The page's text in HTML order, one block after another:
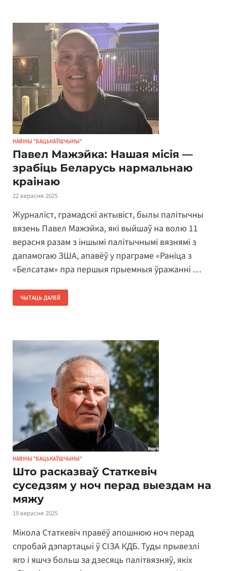
НАВІНЫ "БАЦЬКАЎШЧЫНЫ"
Павел Мажэйка: Нашая місія —
зрабіць Беларусь нармальнаю
краінаю
22 верасня 2025
Журналіст, грамадскі актывіст, былы палітычны
вязень Павел Мажэйка, які выйшаў на волю 11
верасня разам з іншымі палітычнымі вязнямі з
дапамогаю ЗША, апавёў у праграме «Раніца з
«Белсатам» пра першыя прыемныя ўражанні …
ЧЫТАЦЬ ДАЛЕЙ
НАВІНЫ "БАЦЬКАЎШЧЫНЫ"
Што расказваў Статкевіч
суседзям у ноч перад выездам на
мяжу
19 верасня 2025
Мікола Статкевіч правёў апошнюю ноч перад
спробай дэпартацыі ў СІЗА КДБ. Туды прывезлі
яго і яшчэ больш за дзесяць палітвязняў, якіх